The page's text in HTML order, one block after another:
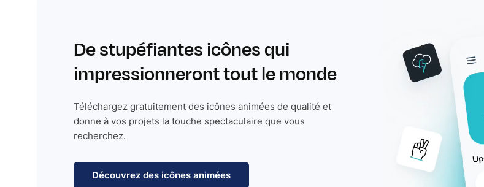
De stupéfiantes icônes qui
impressionneront tout le monde
Téléchargez gratuitement des icônes animées de qualité et
donne à vos projets la touche spectaculaire que vous
recherchez.
Découvrez des icônes animées